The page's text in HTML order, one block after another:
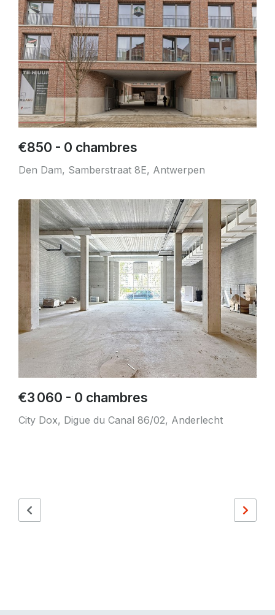
€850 - 0 chambres
Den Dam, Samberstraat 8E, Antwerpen
€3 060 - 0 chambres
City Dox, Digue du Canal 86/02, Anderlecht